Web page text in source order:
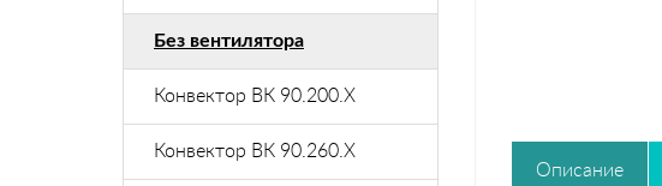
Без вентилятора
Конвектор ВК 90.200.X
Конвектор ВК 90.260.Х
Описание